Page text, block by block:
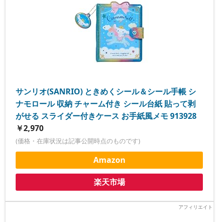
サンリオ(SANRIO) ときめくシール＆シール手帳 シ
ナモロール 収納 チャーム付き シール台紙 貼って剥
がせる スライダー付きケース お手紙風メモ 913928
￥2,970
(価格・在庫状況は記事公開時点のものです)
Amazon
楽天市場